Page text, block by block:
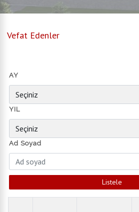
Vefat Edenler
AY
YIL
Ad Soyad